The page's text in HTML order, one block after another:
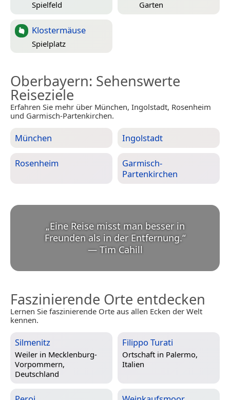
Spielfeld Garten
Klostermäuse
Spielplatz
Oberbayern: Sehenswerte
Reiseziele
Erfahren Sie mehr über München, Ingolstadt, Rosenheim
und Garmisch-Partenkirchen.
München Ingolstadt
Rosenheim
Garmisch-
Partenkirchen
„Eine Reise misst man besser in
Freunden als in der Entfernung. “
— Tim Cahill
Faszinierende Orte entdecken
Lernen Sie faszinierende Orte aus allen Ecken der Welt
kennen.
Silmenitz
Weiler in Mecklenburg-
Vorpommern,
Deutschland
Filippo Turati
Ortschaft in Palermo,
Italien